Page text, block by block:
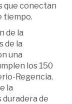
que conectan
tiempo.
de la
de la
una
los 150
Regencia.
la
duradera de